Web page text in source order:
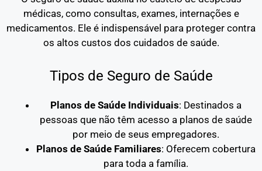
médicas, como consultas, exames, internações e
medicamentos. Ele é indispensável para proteger contra
os altos custos dos cuidados de saúde.
Tipos de Seguro de Saúde
Planos de Saúde Individuais: Destinados a
pessoas que não têm acesso a planos de saúde
por meio de seus empregadores.
Planos de Saúde Familiares: Oferecem cobertura
para toda a família.